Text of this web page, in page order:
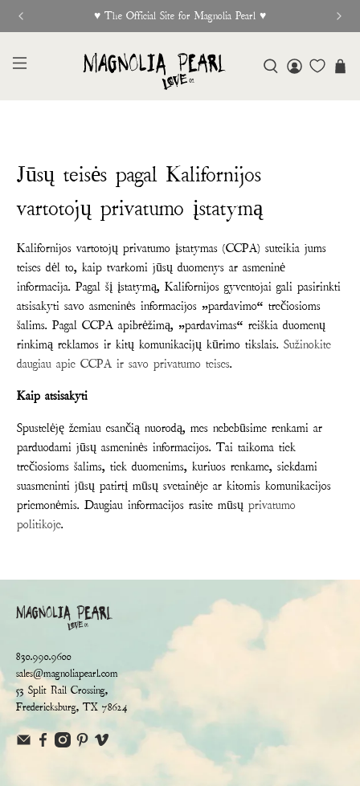
Official Site for Magnolia Pearl ♥︎
Jūsų teisės pagal Kalifornijos
vartotojų privatumo įstatymą
Kalifornijos vartotojų privatumo įstatymas (CCPA) suteikia jums
teises dėl to, kaip tvarkomi jūsų duomenys ar asmeninė
informacija. Pagal šį įstatymą, Kalifornijos gyventojai gali pasirinkti
atsisakyti savo asmeninės informacijos „pardavimo“ trečiosioms
šalims. Pagal CCPA apibrėžimą, „pardavimas“ reiškia duomenų
rinkimą reklamos ir kitų komunikacijų kūrimo tikslais.Sužinokite
daugiau apie CCPA ir savo privatumo teises.
Kaip atsisakyti
Spustelėję žemiau esančią nuorodą, mes nebebūsime renkami ar
parduodami jūsų asmeninės informacijos. Tai taikoma tiek
trečiosioms šalims, tiek duomenims, kuriuos renkame, siekdami
suasmeninti jūsų patirtį mūsų svetainėje ar kitomis komunikacijos
priemonėmis. Daugiau informacijos rasite mūsųprivatumo
politikoje.
830.990.9600
sales@magnoliapearl.com
53 Split Rail Crossing,
Fredericksburg, TX 78624